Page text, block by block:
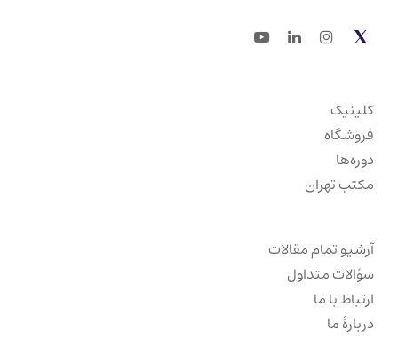
Twitter
Instagram
LinkedIn
Youtube
کلینیک
فروشگاه
دوره‌ها
مکتب تهران
آرشیو تمام مقالات
سؤالات متداول
ارتباط با ما
دربارهٔ ما